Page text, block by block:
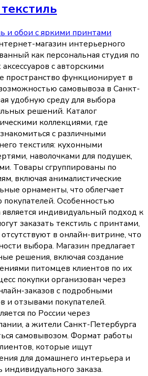
и обои с яркими принтами
магазин интерьерного
как персональная студия по
с авторскими
пространство функционирует в
самовывоза в Санкт-
удобную среду для выбора
решений. Каталог
коллекциями, где
с различными
текстиля: кухонными
наволочками для подушек,
Товары сгруппированы по
включая анималистические
орнаменты, что облегчает
Особенностью
индивидуальный подход к
заказать текстиль с принтами,
в онлайн-витрине, что
выбора. Магазин предлагает
решения, включая создание
питомцев клиентов по их
покупки организован через
заказов с подробными
и отзывами покупателей.
по России через
а жители Санкт-Петербурга
самовывозом. Формат работы
которые ищут
для домашнего интерьера и
заказа.